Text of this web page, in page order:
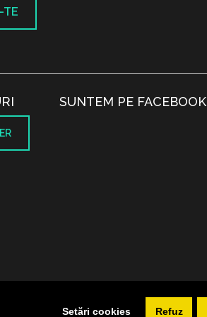
Setări cookies Refuz
TE
SUNTEM PE FACEBOOK